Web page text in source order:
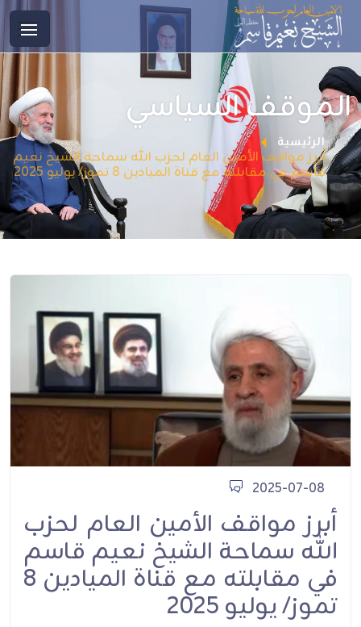
الموقف السياسي
الرئيسية
أبرز مواقف الأمين العام لحزب الله سماحة الشيخ نعيم
قاسم في مقابلته مع قناة الميادين 8 تموز/ يوليو 2025
2025-07-08
أبرز مواقف الأمين العام لحزب
الله سماحة الشيخ نعيم قاسم
في مقابلته مع قناة الميادين 8
تموز/ يوليو 2025